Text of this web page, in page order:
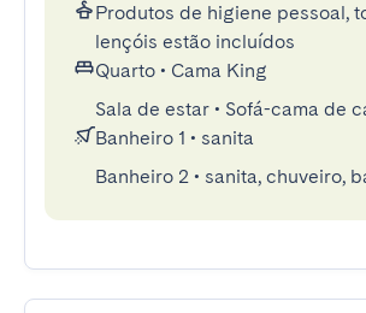
Produtos de higiene pessoal,
lençóis estão incluídos
Quarto • Cama King
Sala de estar • Sofá-cama de
Banheiro 1 • sanita
Banheiro 2 • sanita, chuveiro,